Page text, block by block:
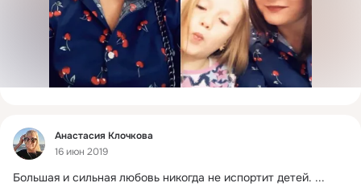
Фид
Анастасия Клочкова
16 июн 2019
Большая и сильная любовь никогда не испортит детей. ...